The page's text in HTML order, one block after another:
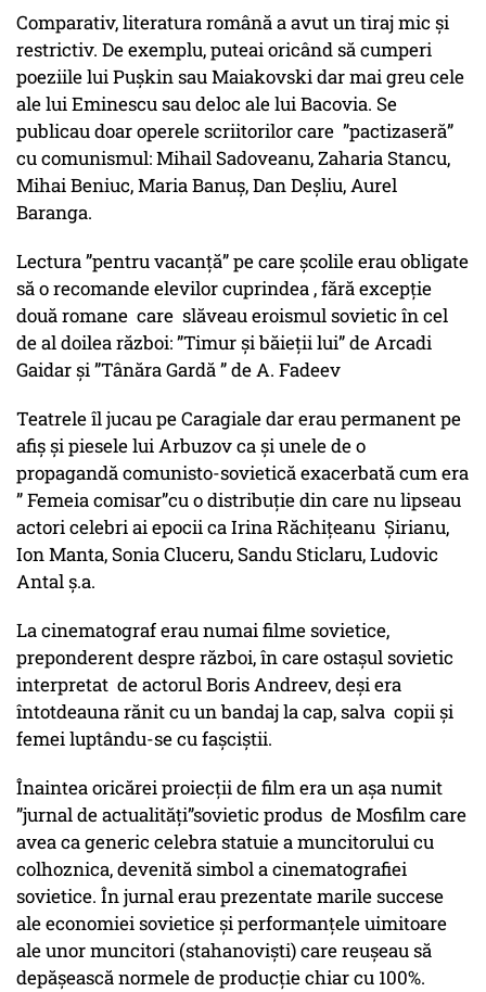
Comparativ, literatura română a avut un tiraj mic și
restrictiv. De exemplu, puteai oricând să cumperi
poeziile lui Pușkin sau Maiakovski dar mai greu cele
ale lui Eminescu sau deloc ale lui Bacovia. Se
publicau doar operele scriitorilor care ”pactizaseră”
cu comunismul: Mihail Sadoveanu, Zaharia Stancu,
Mihai Beniuc, Maria Banuș, Dan Deșliu, Aurel
Baranga.
Lectura ”pentru vacanță” pe care școlile erau obligate
să o recomande elevilor cuprindea , fără excepție
două romane care slăveau eroismul sovietic în cel
de al doilea război: ”Timur și băieții lui” de Arcadi
Gaidar și ”Tânăra Gardă ” de A. Fadeev
Teatrele îl jucau pe Caragiale dar erau permanent pe
afiș și piesele lui Arbuzov ca și unele de o
propagandă comunisto-sovietică exacerbată cum era
” Femeia comisar”cu o distribuție din care nu lipseau
actori celebri ai epocii ca Irina Răchițeanu Șirianu,
Ion Manta, Sonia Cluceru, Sandu Sticlaru, Ludovic
Antal ș.a.
La cinematograf erau numai filme sovietice,
preponderent despre război, în care ostașul sovietic
interpretat de actorul Boris Andreev, deși era
întotdeauna rănit cu un bandaj la cap, salva copii și
femei luptându-se cu fașciștii.
Înaintea oricărei proiecții de film era un așa numit
”jurnal de actualități”sovietic produs de Mosfilm care
avea ca generic celebra statuie a muncitorului cu
colhoznica, devenită simbol a cinematografiei
sovietice. În jurnal erau prezentate marile succese
ale economiei sovietice și performanțele uimitoare
ale unor muncitori (stahanoviști) care reușeau să
depășească normele de producție chiar cu 100%.